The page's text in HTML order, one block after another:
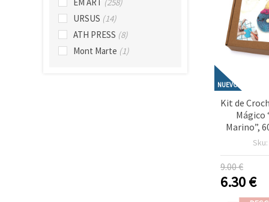
URSUS (14)
ATH PRESS (8)
Mont Marte (1)
NUEVO
Kit de
Mágico
Marino”,
GZ2091
Regalos
Inspirada
Sku:
9.00 €
6.30€